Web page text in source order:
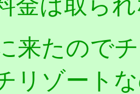
来たので
リゾート